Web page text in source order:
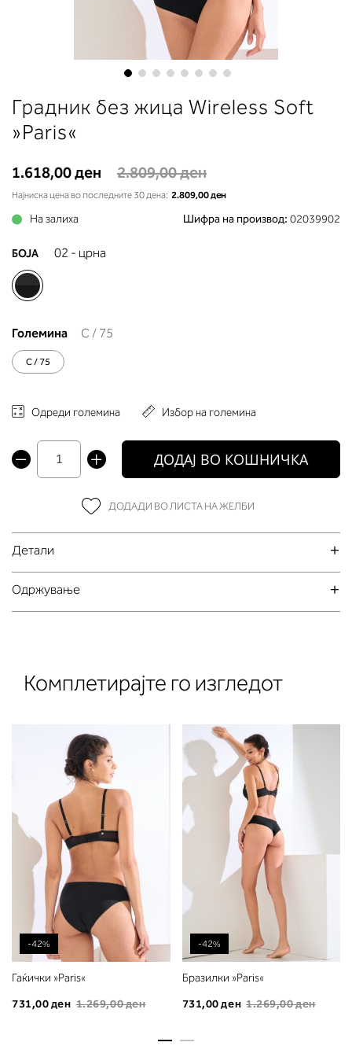
to
the
beginning
the
images
Градник без жица Wireless Soft
»Paris«
1.618,00 ден 2.809,00 ден
Најниска цена во последните 30 дена: 2.809,00 ден
На залиха Шифра на производ: 02039902
БОЈА 02 - црна
Големина C / 75
C / 75
Одреди големина Избор на големина
ДОДАЈ ВО КОШНИЧКА
ДОДАДИ ВО ЛИСТА НА ЖЕЛБИ
Детали
Oдржување
Комплетирајте го изгледот
-42%
Гаќички »Paris«
731,00 ден 1.269,00 ден
-42%
Бразилки »Paris«
731,00 ден 1.269,00 ден
до вдлабнатината помеѓу
Во делот 2 ќе прочитате која
длабочина на корпата одговара
вашето мерење (А, Б...) -
во колоната што сте ја